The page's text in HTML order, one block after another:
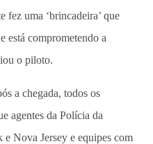
fez uma ‘brincadeira’ que
está comprometendo a
o piloto.
a chegada, todos os
agentes da Polícia da
Nova Jersey e equipes com